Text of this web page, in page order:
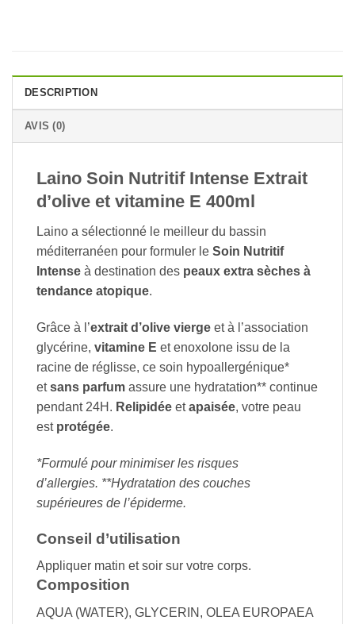
DESCRIPTION
AVIS (0)
Laino Soin Nutritif Intense Extrait
d’olive et vitamine E 400ml
Laino a sélectionné le meilleur du bassin
méditerranéen pour formuler le Soin Nutritif
Intense à destination des peaux extra sèches à
tendance atopique.
Grâce à l’extrait d’olive vierge et à l’association
glycérine, vitamine E et enoxolone issu de la
racine de réglisse, ce soin hypoallergénique*
etsans parfum assure une hydratation** continue
pendant 24H. Relipidée etapaisée, votre peau
est protégée.
*Formulé pour minimiser les risques
d’allergies. **Hydratation des couches
supérieures de l’épiderme.
Conseil d’utilisation
Appliquer matin et soir sur votre corps.
Composition
AQUA (WATER), GLYCERIN, OLEA EUROPAEA